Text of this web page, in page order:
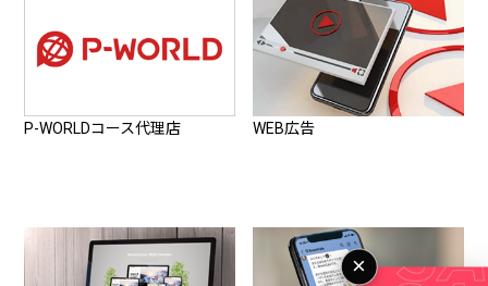
P-WORLDコース代理店 WEB広告
×